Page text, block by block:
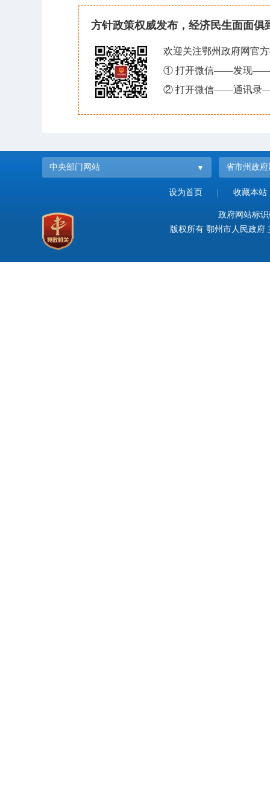
方针政策权威发布，经济民生面面俱
欢迎关注鄂州政府网官
① 打开微信——发现——
② 打开微信——通讯录
中央部门网站 省市州政府
设为首页 收藏本站
政府网站标
版权所有 鄂州市人民政府